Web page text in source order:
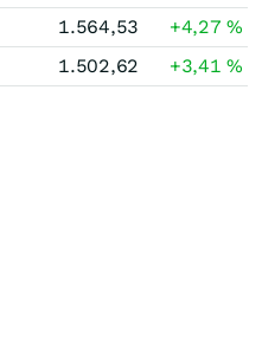
1.564,53 +4,27%
1.502,62 +3,41%